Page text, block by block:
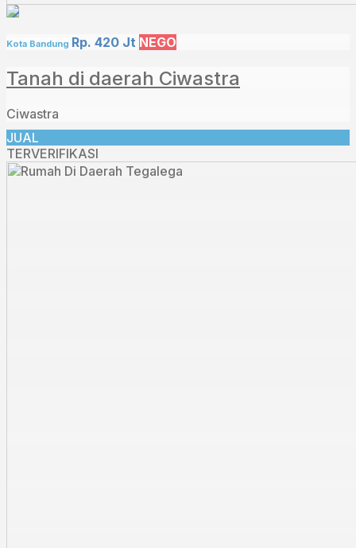
Kota Bandung Rp. 420 Jt NEGO
Tanah di daerah Ciwastra
Ciwastra
JUAL
TERVERIFIKASI